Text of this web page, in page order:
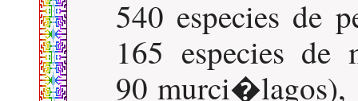
540 especies de
165 especies de
90 murci�lagos),